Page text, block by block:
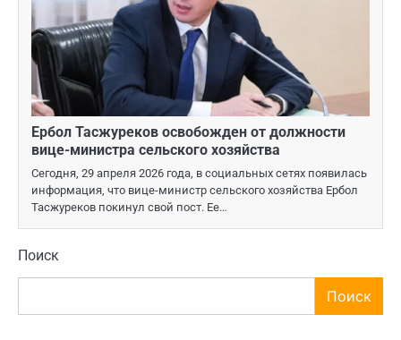
Ербол Тасжуреков освобожден от должности
вице-министра сельского хозяйства
Сегодня, 29 апреля 2026 года, в социальных сетях появилась
информация, что вице-министр сельского хозяйства Ербол
Тасжуреков покинул свой пост. Ее…
Поиск
Поиск